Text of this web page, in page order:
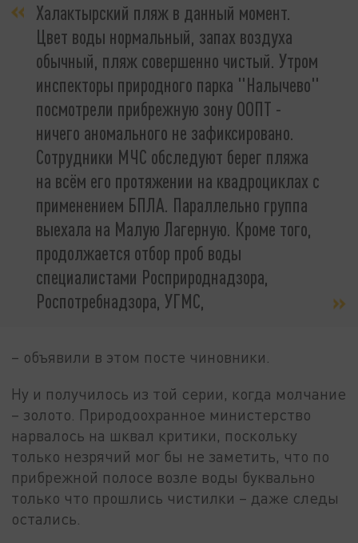
Халактырский пляж в данный момент.
Цвет воды нормальный, запах воздуха
обычный, пляж совершенно чистый. Утром
инспекторы природного парка "Налычево"
посмотрели прибрежную зону ООПТ -
ничего аномального не зафиксировано.
Сотрудники МЧС обследуют берег пляжа
на всём его протяжении на квадроциклах с
применением БПЛА. Параллельно группа
выехала на Малую Лагерную. Кроме того,
продолжается отбор проб воды
специалистами Росприроднадзора,
Роспотребнадзора, УГМС,
– объявили в этом посте чиновники.
Ну и получилось из той серии, когда молчание
– золото. Природоохранное министерство
нарвалось на шквал критики, поскольку
только незрячий мог бы не заметить, что по
прибрежной полосе возле воды буквально
только что прошлись чистилки – даже следы
остались.